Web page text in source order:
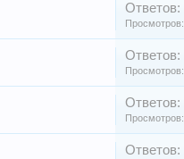
Ответов:
Просмотров:
Ответов:
Просмотров:
Ответов:
Просмотров:
Ответов: